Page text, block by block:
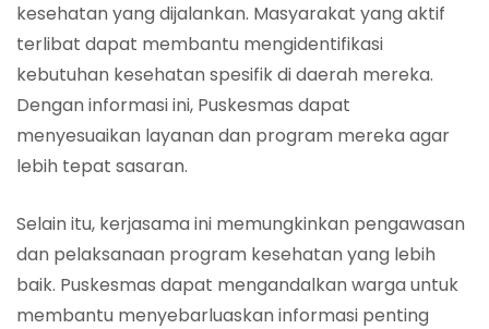
kesehatan yang dijalankan. Masyarakat yang aktif
terlibat dapat membantu mengidentifikasi
kebutuhan kesehatan spesifik di daerah mereka.
Dengan informasi ini, Puskesmas dapat
menyesuaikan layanan dan program mereka agar
lebih tepat sasaran.
Selain itu, kerjasama ini memungkinkan pengawasan
dan pelaksanaan program kesehatan yang lebih
baik. Puskesmas dapat mengandalkan warga untuk
membantu menyebarluaskan informasi penting